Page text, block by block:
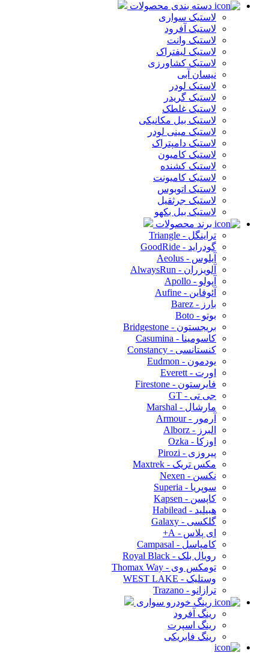
دسته بندی محصولات
لاستیک سواری
لاستیک آفرود
لاستیک وانت
لاستیک لیفتراک
لاستیک کشاورزی
نیسان آبی
لاستیک لودر
لاستیک گریدر
لاستیک غلطک
لاستیک بیل مکانیکی
لاستیک مینی لودر
لاستیک دامپتراک
لاستیک کامیون
لاستیک کشنده
لاستیک کامیونت
لاستیک اتوبوس
لاستیک جرثقیل
لاستیک بیل بکهو
برند محصولات
تراینگل - Triangle
گودراید - GoodRide
آیلوس - Aeolus
آلویزران - AlwaysRun
آپولو - Apollo
آئوفاین - Aufine
بارز - Barez
بوتو - Boto
بریجستون - Bridgestone
کاسومینا - Casumina
کنستانسی - Constancy
یودمون - Eudmon
اورت - Everett
فایرستون - Firestone
جی تی - GT
مارشال - Marshal
آرمور - Armour
البرز - Alborz
اوزکا - Ozka
پیروزی - Pirozi
مکس تریک - Maxtrek
نکسن - Nexen
سوپریا - Superia
کاپسن - Kapsen
هبیلید - Habilead
گلکسی - Galaxy
ای پلاس - A+
کامپاسل - Campasal
رویال بلک - Royal Black
تومکس وی - Thomax Way
وستلیک - WEST LAKE
ترازانو - Trazano
رینگ خودرو سواری
رینگ آفرود
رینگ اسپرت
رینگ فابریکی